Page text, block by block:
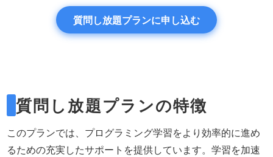
質問し放題プランに申し込む
質問し放題プランの特徴
このプランでは、プログラミング学習をより効率的に進め
るための充実したサポートを提供しています。学習を加速